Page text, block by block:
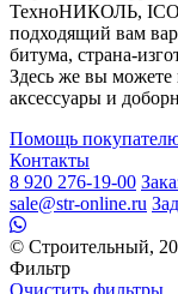
ТехноНИКОЛЬ,
подходящий вам
битума, страна-
Здесь же вы
аксессуары и
Помощь
Контакты
8 920 276-19-00
sale@str-online.ru
© Строительный,
Фильтр
Очистить фильтры